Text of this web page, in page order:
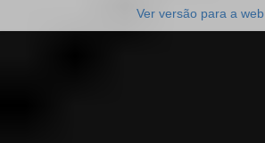
Ver versão para a web